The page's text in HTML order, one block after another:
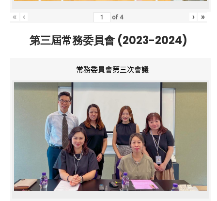
« ‹ of 4 › »
第三屆常務委員會 (2023-2024)
常務委員會第三次會議